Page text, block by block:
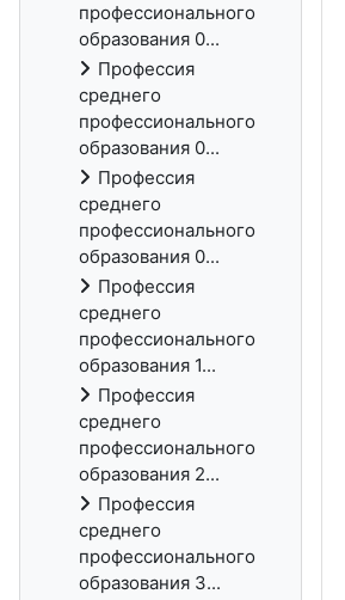
профессионального
образования 0...
Профессия
среднего
профессионального
образования 0...
Профессия
среднего
профессионального
образования 0...
Профессия
среднего
профессионального
образования 1...
Профессия
среднего
профессионального
образования 2...
Профессия
среднего
профессионального
образования 3...